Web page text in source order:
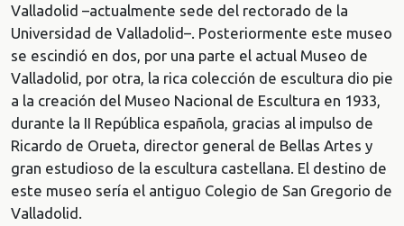
Valladolid –actualmente sede del rectorado de la
Universidad de Valladolid–. Posteriormente este museo
se escindió en dos, por una parte el actual Museo de
Valladolid, por otra, la rica colección de escultura dio pie
a la creación del Museo Nacional de Escultura en 1933,
durante la II República española, gracias al impulso de
Ricardo de Orueta, director general de Bellas Artes y
gran estudioso de la escultura castellana. El destino de
este museo sería el antiguo Colegio de San Gregorio de
Valladolid.